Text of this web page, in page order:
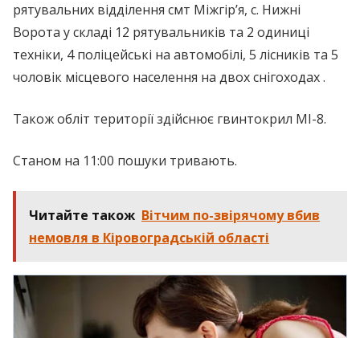
рятувальних відділення смт Міжгір’я, с. Нижні
Ворота у складі 12 рятувальників та 2 одиниці
техніки, 4 поліцейські на автомобілі, 5 лісників та 5
чоловік місцевого населення на двох снігоходах .
Також обліт території здійснює гвинтокрил МІ-8.
Станом на 11:00 пошуки тривають.
Читайте також Вітчим по-звірячому вбив
немовля в Кіровоградській області